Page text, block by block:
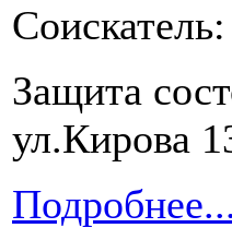
Соискатель:
Защита
ул.Кирова
Подробнее...